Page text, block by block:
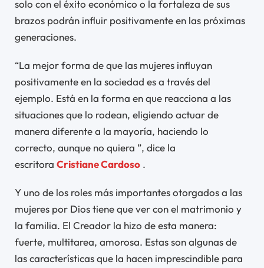
solo con el éxito económico o la fortaleza de sus
brazos podrán influir positivamente en las próximas
generaciones.
“La mejor forma de que las mujeres influyan
positivamente en la sociedad es a través del
ejemplo. Está en la forma en que reacciona a las
situaciones que lo rodean, eligiendo actuar de
manera diferente a la mayoría, haciendo lo
correcto, aunque no quiera ”, dice la
escritora Cristiane Cardoso .
Y uno de los roles más importantes otorgados a las
mujeres por Dios tiene que ver con el matrimonio y
la familia. El Creador la hizo de esta manera:
fuerte, multitarea, amorosa. Estas son algunas de
las características que la hacen imprescindible para